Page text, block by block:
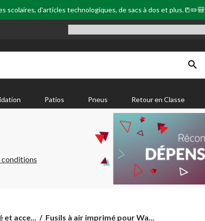
scolaires, d'articles technologiques, de sacs à dos et plus.📒✏️🎒
Patios Pneus Retour en Classe
conditions
et acce...
Fusils
Fusils à air imprimé pour Wa...